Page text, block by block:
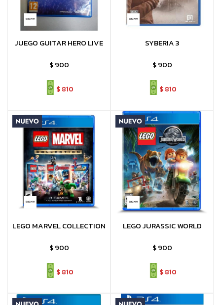
JUEGO GUITAR HERO LIVE
$ 900
$810
SYBERIA 3
$ 900
$810
LEGO MARVEL COLLECTION
$ 900
$810
LEGO JURASSIC WORLD
$ 900
$810